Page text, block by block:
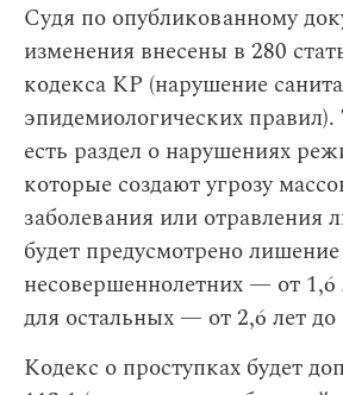
Судя по опубликованному
изменения внесены в 280
кодекса КР (нарушение
эпидемиологических
есть раздел о нарушениях
которые создают угрозу
заболевания или отравления
будет предусмотрено
несовершеннолетних — от 1,6
для остальных — от 2,6 лет до
Кодекс о проступках будет